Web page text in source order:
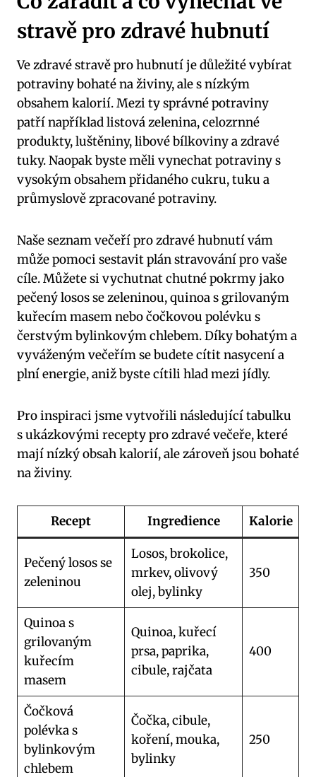
stravě pro zdravé hubnutí
Ve zdravé stravě pro hubnutí je důležité vybírat
potraviny bohaté na živiny, ale s nízkým
obsahem kalorií. Mezi ty správné potraviny
patří například listová zelenina, celozrnné
produkty, luštěniny, libové bílkoviny a zdravé
tuky. Naopak byste měli vynechat potraviny s
vysokým obsahem přidaného cukru, tuku a
průmyslově zpracované potraviny.
Naše seznam večeří pro zdravé hubnutí vám
může pomoci sestavit plán stravování pro vaše
cíle. Můžete si vychutnat chutné pokrmy jako
pečený losos se zeleninou, quinoa s grilovaným
kuřecím masem nebo čočkovou polévku s
čerstvým bylinkovým chlebem. Díky bohatým a
vyváženým večeřím se budete cítit nasycení a
plní energie, aniž byste cítili hlad mezi jídly.
Pro inspiraci jsme vytvořili následující tabulku
s ukázkovými recepty pro zdravé večeře, které
mají nízký obsah kalorií, ale zároveň jsou bohaté
na živiny.
Recept Ingredience Kalorie
Pečený losos se
zeleninou
Losos, brokolice,
mrkev, olivový
olej, bylinky
350
Quinoa s
grilovaným
kuřecím
masem
Quinoa, kuřecí
prsa, paprika,
cibule, rajčata
400
Čočková
polévka s
bylinkovým
chlebem
Čočka, cibule,
koření, mouka,
bylinky
250